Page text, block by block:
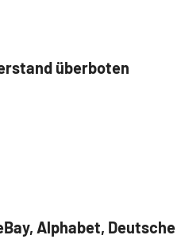
überboten
Alphabet, Deutsche